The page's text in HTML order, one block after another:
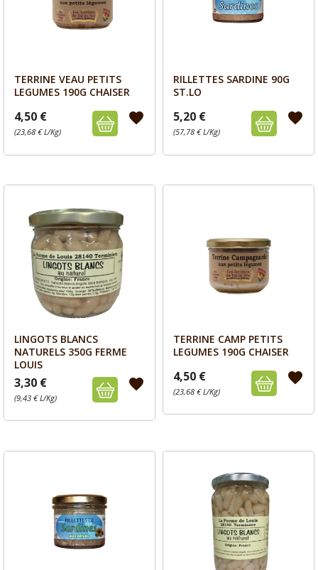
Aperçu
TERRINE VEAU PETITS
LEGUMES 190G CHAISER
4,50 €
(23,68 € L/Kg)
favorite
 Aperçu
RILLETTES SARDINE 90G
ST.LO
5,20 €
(57,78 € L/Kg)
favorite
Aperçu
LINGOTS BLANCS
NATURELS 350G FERME
LOUIS
3,30 €
(9,43 € L/Kg)
favorite
Aperçu
TERRINE CAMP PETITS
LEGUMES 190G CHAISER
4,50 €
(23,68 € L/Kg)
favorite